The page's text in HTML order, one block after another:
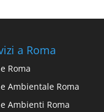
a Roma
Roma
Ambientale Roma
Ambienti Roma